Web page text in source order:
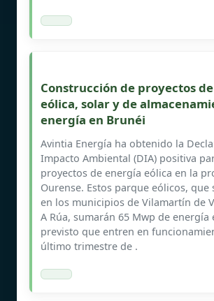
Construcción de proyectos
eólica, solar y de
energía en Brunéi
Avintia Energía ha obtenido la
Impacto Ambiental (DIA) positiva
proyectos de energía eólica en la
Ourense. Estos parque eólicos, que
en los municipios de Vilamartín de
A Rúa, sumarán 65 Mwp de energía
previsto que entren en
último trimestre de .